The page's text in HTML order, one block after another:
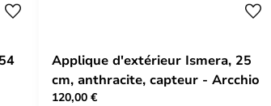
Applique d'extérieur Ismera, 25
cm, anthracite, capteur - Arcchio
120,00 €